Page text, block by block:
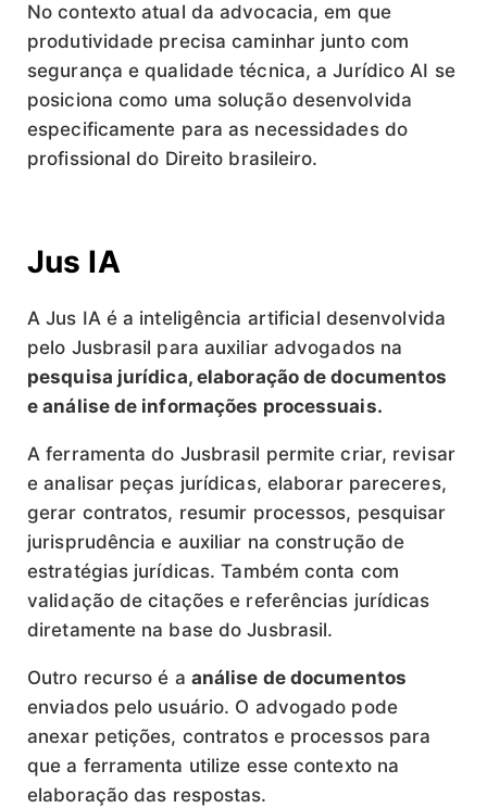
No contexto atual da advocacia, em que
produtividade precisa caminhar junto com
segurança e qualidade técnica, a Jurídico AI se
posiciona como uma solução desenvolvida
especificamente para as necessidades do
profissional do Direito brasileiro.
Jus IA
A Jus IA é a inteligência artificial desenvolvida
pelo Jusbrasil para auxiliar advogados na
pesquisa jurídica, elaboração de documentos
e análise de informações processuais.
A ferramenta do Jusbrasil permite criar, revisar
e analisar peças jurídicas, elaborar pareceres,
gerar contratos, resumir processos, pesquisar
jurisprudência e auxiliar na construção de
estratégias jurídicas. Também conta com
validação de citações e referências jurídicas
diretamente na base do Jusbrasil.
Outro recurso é a análise de documentos
enviados pelo usuário. O advogado pode
anexar petições, contratos e processos para
que a ferramenta utilize esse contexto na
elaboração das respostas.